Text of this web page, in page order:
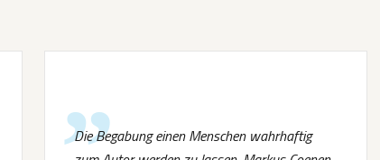
Die Begabung einen Menschen wahrhaftig